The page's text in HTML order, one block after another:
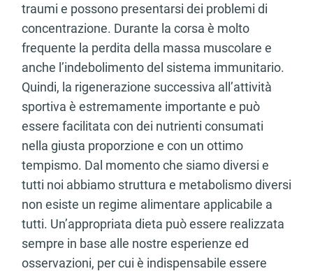
traumi e possono presentarsi dei problemi di
concentrazione. Durante la corsa è molto
frequente la perdita della massa muscolare e
anche l’indebolimento del sistema immunitario.
Quindi, la rigenerazione successiva all’attività
sportiva è estremamente importante e può
essere facilitata con dei nutrienti consumati
nella giusta proporzione e con un ottimo
tempismo. Dal momento che siamo diversi e
tutti noi abbiamo struttura e metabolismo diversi
non esiste un regime alimentare applicabile a
tutti. Un’appropriata dieta può essere realizzata
sempre in base alle nostre esperienze ed
osservazioni, per cui è indispensabile essere